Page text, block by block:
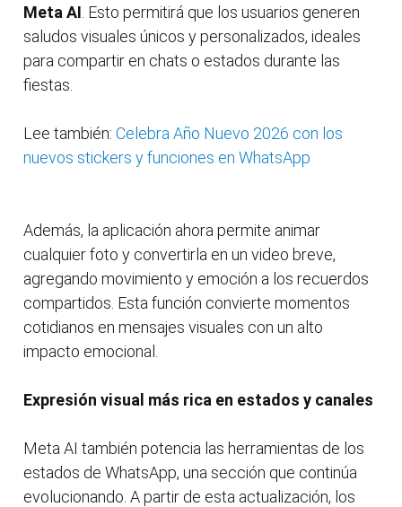
Meta AI . Esto permitirá que los usuarios generen
saludos visuales únicos y personalizados, ideales
para compartir en chats o estados durante las
fiestas.
Lee también: Celebra Año Nuevo 2026 con los
nuevos stickers y funciones en WhatsApp
Además, la aplicación ahora permite animar
cualquier foto y convertirla en un video breve,
agregando movimiento y emoción a los recuerdos
compartidos. Esta función convierte momentos
cotidianos en mensajes visuales con un alto
impacto emocional.
Expresión visual más rica en estados y canales
Meta AI también potencia las herramientas de los
estados de WhatsApp, una sección que continúa
evolucionando. A partir de esta actualización, los